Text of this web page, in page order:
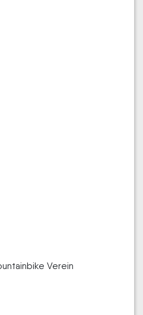
Verein